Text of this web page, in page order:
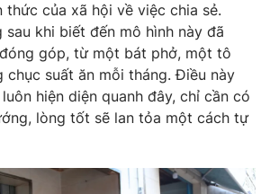
Podcast
Infographic
thức của xã hội về việc chia sẻ.
sau khi biết đến mô hình này đã
góp, từ một bát phở, một tô
chục suất ăn mỗi tháng. Điều này
hiện diện quanh đây, chỉ cần có
lòng tốt sẽ lan tỏa một cách tự